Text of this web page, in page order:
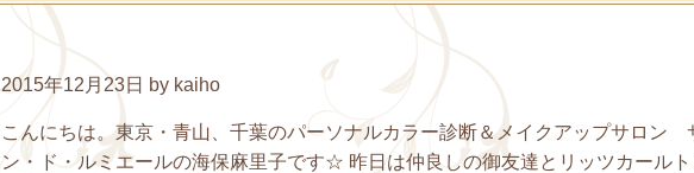
2015年12月23日 by kaiho
こんにちは。東京・青山、千葉のパーソナルカラー診断＆メイクアップサロン
ン・ド・ルミエールの海保麻里子です☆ 昨日は仲良しの御友達とリッツカールト